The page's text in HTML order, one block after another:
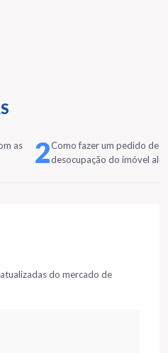
as
2Como fazer um pedido de
desocupação do imóvel
do mercado de